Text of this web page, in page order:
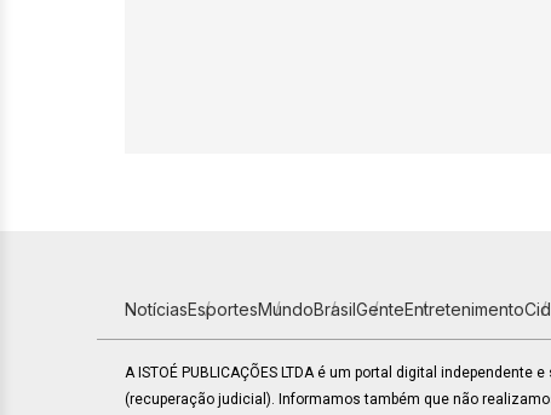
NotíciasEsportesMundoBrasilGenteEntretenimento
A ISTOÉ PUBLICAÇÕES LTDA é um portal digital independente
(recuperação judicial). Informamos também que não